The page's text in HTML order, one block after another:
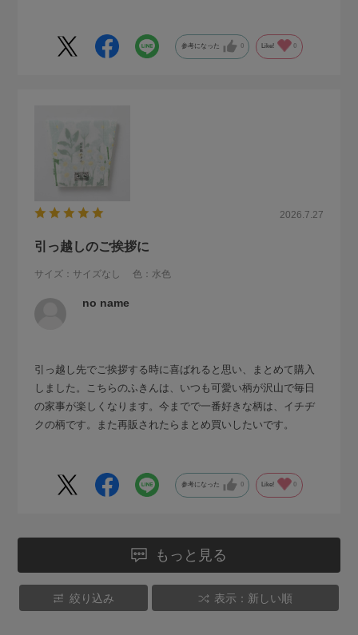
参考になった 0 Like! 0
2026.7.27
引っ越しのご挨拶に
サイズ：サイズなし 色：水色
no name
引っ越し先でご挨拶する時に喜ばれると思い、まとめて購入
しました。こちらのふきんは、いつも可愛い柄が沢山で毎日
の家事が楽しくなります。今までで一番好きな柄は、イチヂ
クの柄です。また再販されたらまとめ買いしたいです。
参考になった 0 Like! 0
もっと見る
絞り込み 表示：新しい順